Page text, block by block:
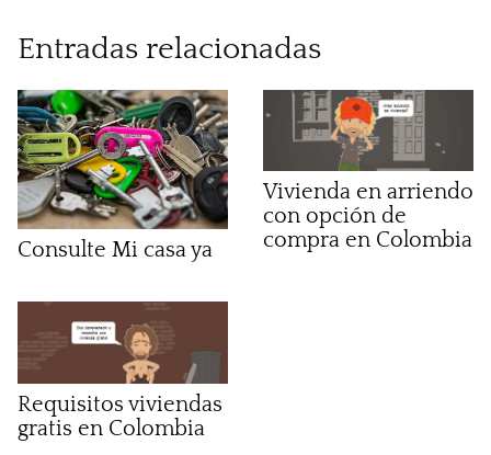
Entradas relacionadas
Consulte Mi casa ya
Vivienda en arriendo
con opción de
compra en Colombia
Requisitos viviendas
gratis en Colombia